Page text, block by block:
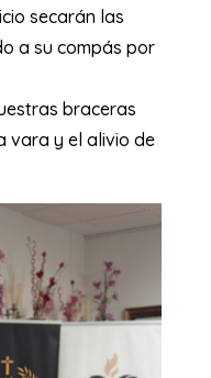
secarán las
a su compás por
braceras
vara y el alivio de